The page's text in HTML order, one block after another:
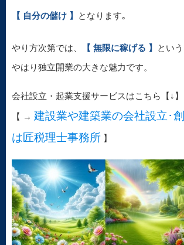
【 自分の儲け 】 となります｡
やり方次第では、 【 無限に稼げる 】
という
やはり独立開業の大きな魅力です。
会社設立・起業支援サービスはこちら【↓】
【 → 建設業や建築業の会社設立･
は匠税理士事務所 】